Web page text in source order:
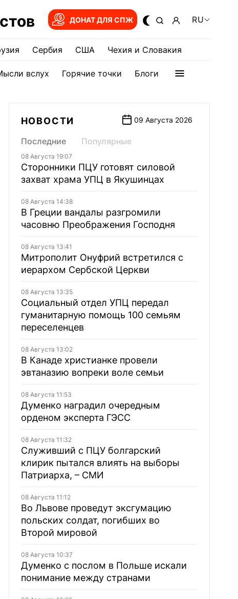
ДОНАТ ДЛЯ СПЖ RU
Сербия США Чехия и Словакия
вслух Горячие точки Блоги
НОВОСТИ 09 Августа 2026
Последние Популярные
08 Августа 19:07
Сторонники ПЦУ готовят силовой
захват храма УПЦ в Якушинцах
08 Августа 14:38
В Греции вандалы разгромили
часовню Преображения Господня
08 Августа 13:41
Митрополит Онуфрий встретился с
иерархом Сербской Церкви
08 Августа 13:35
Социальный отдел УПЦ передал
гуманитарную помощь 100 семьям
переселенцев
08 Августа 13:02
В Канаде христианке провели
эвтаназию вопреки воле семьи
08 Августа 11:53
Думенко наградил очередным
орденом эксперта ГЭСС
08 Августа 11:32
Служивший с ПЦУ болгарский
клирик пытался влиять на выборы
Патриарха, – СМИ
08 Августа 11:12
Во Львове проведут эксгумацию
польских солдат, погибших во
Второй мировой
08 Августа 10:37
Думенко с послом в Польше искали
понимание между странами